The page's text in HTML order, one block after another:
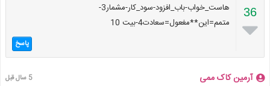
36

هاست_خواب-باب_افزود-سود_کار-مشمار3-
متمم=این**مغعول=سعادت4-بیت 10
پاسخ
آرمین کاک ممی 5 سال قبل